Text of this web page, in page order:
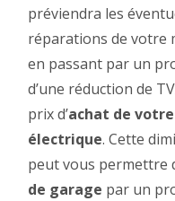
préviendra les
réparations de votre
en passant par un
d’une réduction de
prix d’achat de
électrique. Cette
peut vous permettre
de garage par un